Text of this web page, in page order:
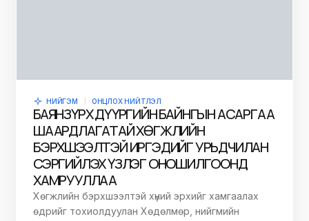
НИЙГЭМ ОНЦЛОХ НИЙТЛЭЛ
БАЯНЗҮРХ ДҮҮРГИЙН БАЙНГЫН АСАРГАА
ШААРДЛАГАТАЙ ХӨГЖЛИЙН
БЭРХШЭЭЛТЭЙ ИРГЭДИЙГ УРЬДЧИЛАН
СЭРГИЙЛЭХ ҮЗЛЭГ ОНОШИЛГООНД
ХАМРУУЛЛАА
Хөгжлийн бэрхшээлтэй хүний эрхийг хамгаалах
өдрийг тохиолдуулан Хөдөлмөр, нийгмийн